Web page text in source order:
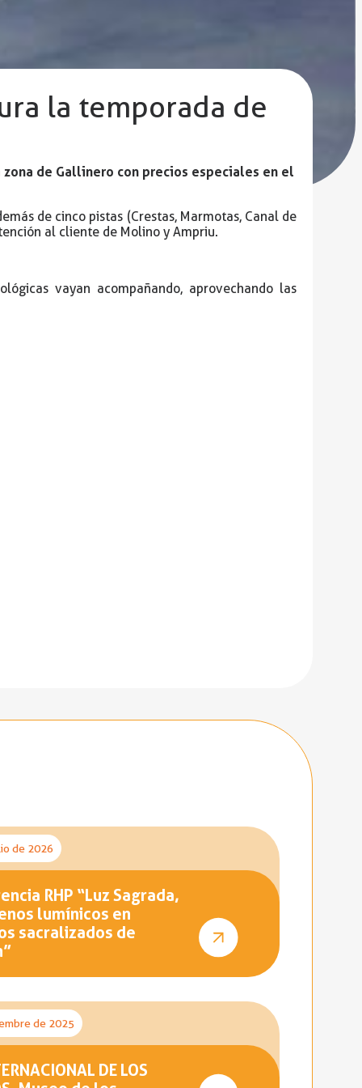
la temporada de
de Gallinero con precios especiales en el
de cinco pistas (Crestas, Marmotas, Canal de
al cliente de Molino y Ampriu.
vayan acompañando, aprovechando las
de 2026
RHP “Luz Sagrada,
lumínicos en
sacralizados de
de 2025
DE LOS